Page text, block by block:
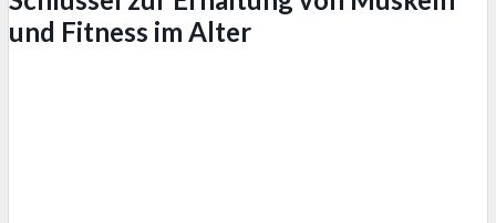
und Fitness im Alter